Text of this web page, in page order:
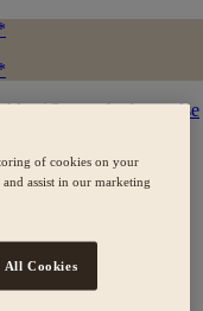
/ Square badeværelse
of cookies on your
assist in our marketing
All Cookies